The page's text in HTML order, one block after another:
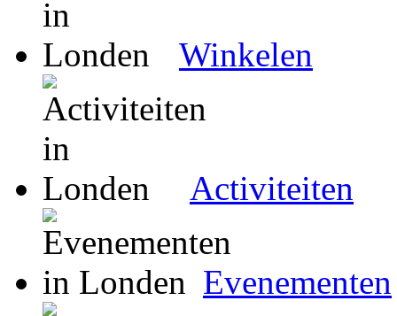
Winkelen
Activiteiten
Evenementen